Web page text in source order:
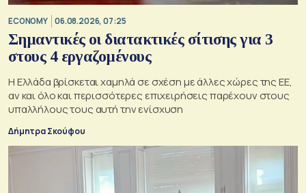
ECONOMY 06.08.2026, 07:25
Σημαντικές οι διατακτικές σίτισης για 3
στους 4 εργαζομένους
Η Ελλάδα βρίσκεται χαμηλά σε σχέση με άλλες χώρες της ΕΕ,
αν και όλο και περισσότερες επιχειρήσεις παρέχουν στους
υπαλλήλους τους αυτή την ενίσχυση
Δήμητρα Σκούφου